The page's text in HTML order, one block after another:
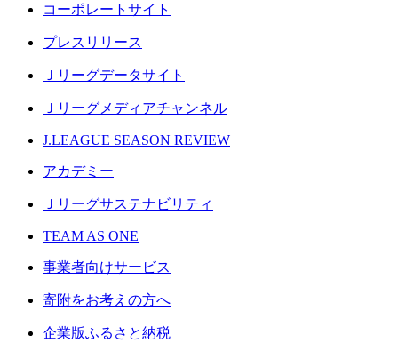
コーポレートサイト
プレスリリース
Ｊリーグデータサイト
Ｊリーグメディアチャンネル
J.LEAGUE SEASON REVIEW
アカデミー
Ｊリーグサステナビリティ
TEAM AS ONE
事業者向けサービス
寄附をお考えの方へ
企業版ふるさと納税